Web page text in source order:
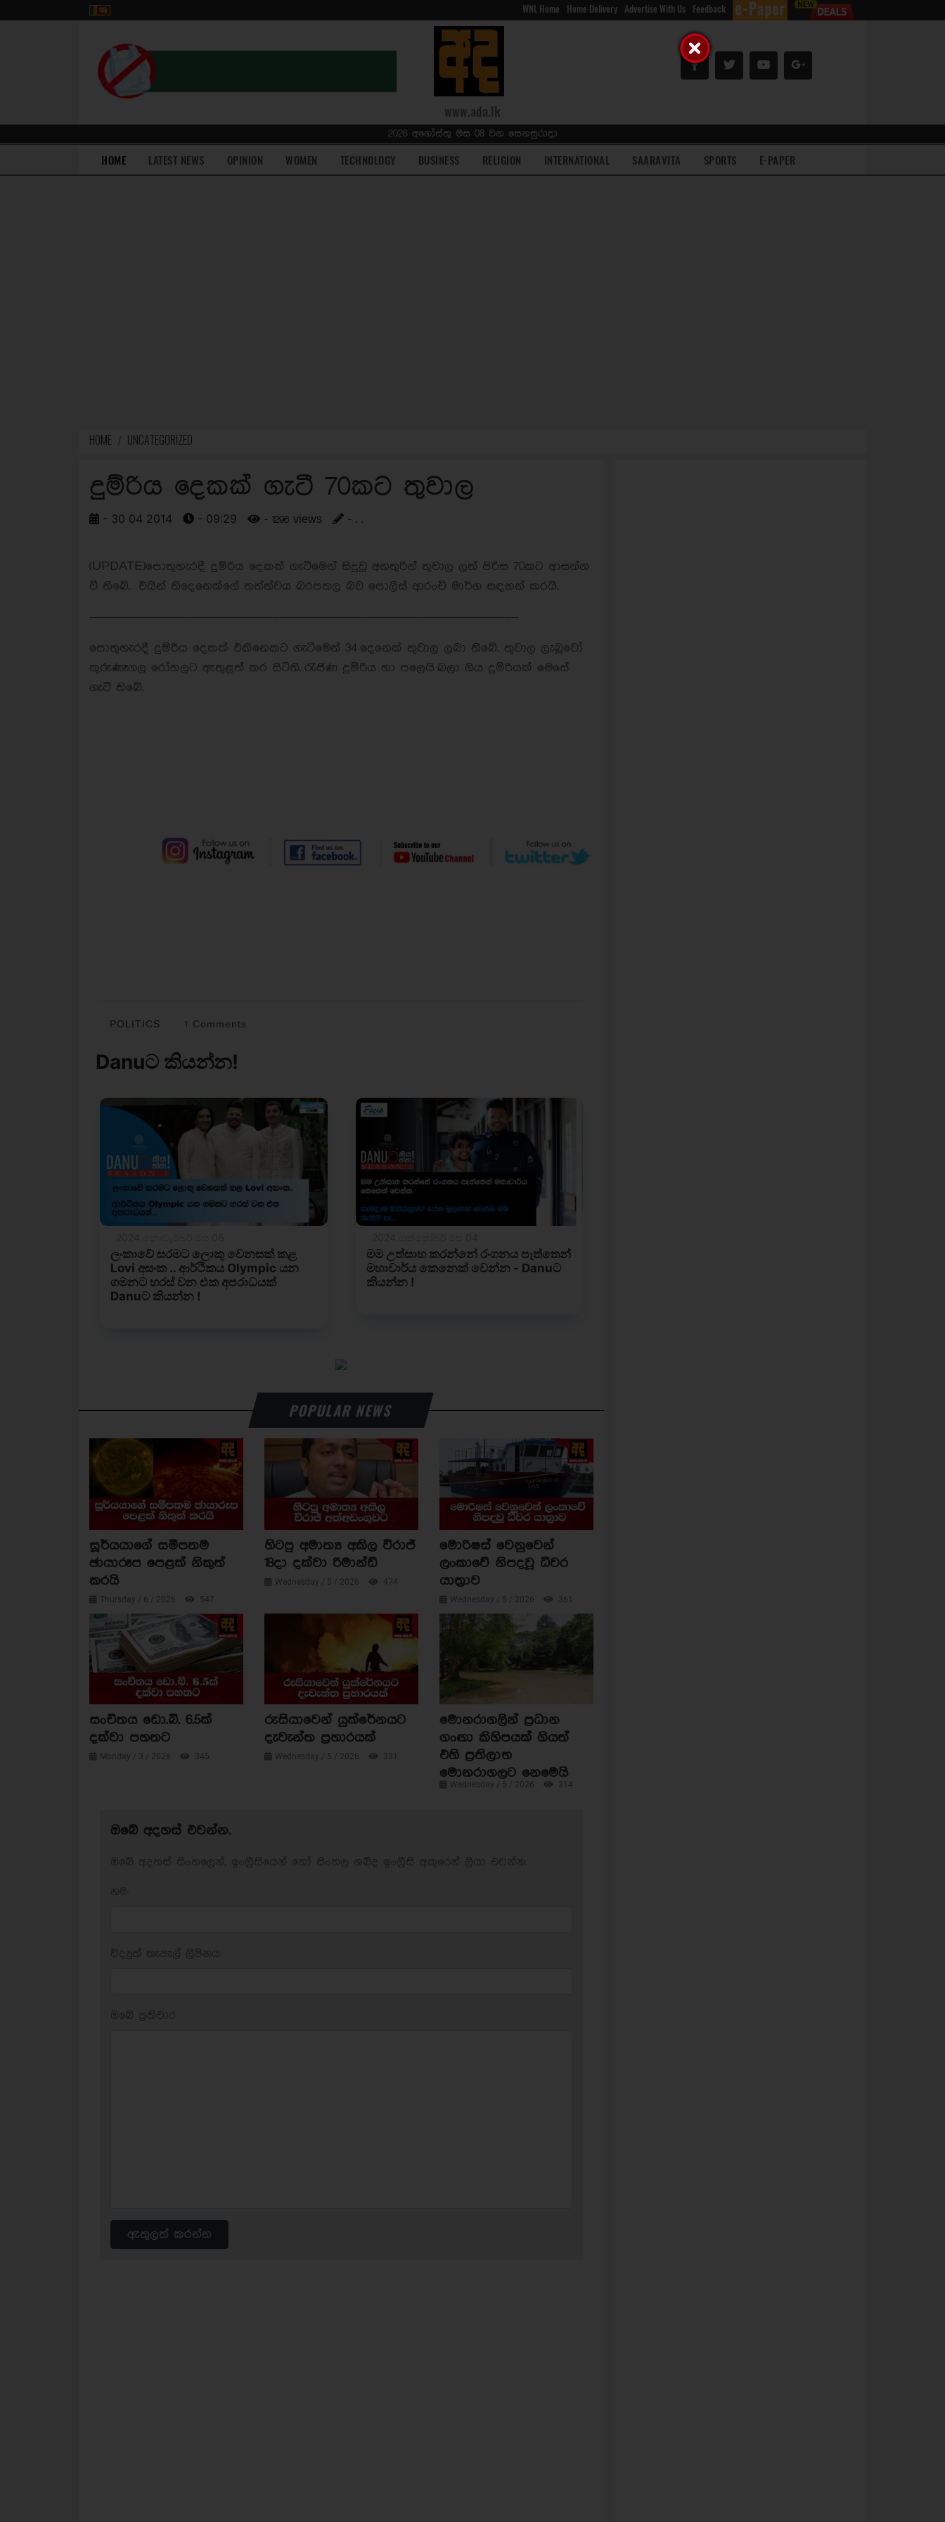
WNL Home Home Delivery Advertise With Us Feedback
www.ada.lk
2026 අගෝස්තු මස 08 වන සෙනසුරාදා
HOME(current)LATEST NEWS OPINION WOMEN TECHNOLOGY BUSINESS RELIGION INTERNATIONAL SAARAVITA SPORTS E-PAPER
HOME UNCATEGORIZED
දුම්රිය දෙකක් ගැටී 70කට තුවාල
- 30 04 2014 - 09:29 - 1296 views - . .
(UPDATE)පොතුහැරදී දුම්රිය දෙකක් ගැටීමෙන් සිදුවූ අනතුරින් තුවාල ලත් පිරිස 70කට ආසන්න
වී තිබේ. එයින් තිදෙනෙක්ගේ තත්ත්වය බරපතල බව පොලිස් ආරංචි මාර්ග සඳහන් කරයි.
--------------------------------------------------------------------------------------------------------------------------
පොතුහැරදී දුම්රිය දෙකක් එකිනෙකට ගැටීමෙන් 34 දෙනෙක් තුවාල ලබා තිබේ. තුවාල ලැබූවෝ
කුරුණෑගල රෝහලට ඇතුළත් කර සිටිති. රැජිණ දුම්රිය හා පලෙයි බලා ගිය දුම්රියක් මෙසේ
ගැටී තිබේ.
POLITICS 1 Comments
POPULAR NEWS
සූර්යයාගේ සමීපතම
ඡායාරූප පෙළක් නිකුත්
කරයි
Thursday / 6 / 2026 547
හිටපු අමාත්‍ය අකිල විරාජ්
18දා දක්වා රිමාන්ඩ්
Wednesday / 5 / 2026 474
මොරිෂස් වෙනුවෙන්
ලංකාවේ නිපදවූ ධීවර
යාත්‍රාව
Wednesday / 5 / 2026 361
සංචිතය ඩො.බි. 6.5ක්
දක්වා පහතට
Monday / 3 / 2026 345
රුසියාවෙන් යුක්රේනයට
දැවැන්ත ප්‍රහාරයක්
Wednesday / 5 / 2026 331
මොනරාගලින් ප්‍රධාන
ගංඟා කිහිපයක් ගියත්
එහි ප්‍රතිලාභ
මොනරාගලට නෙමෙයි
Wednesday / 5 / 2026 314
ඔබේ අදහස් එවන්න.
ඇතුලත් කරන්න